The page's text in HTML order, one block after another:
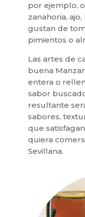
por ejemplo,
zanahoria,
gustan de
pimientos o
Las artes de
buena
entera o
sabor
resultante
sabores,
que
quiera
Sevillana.